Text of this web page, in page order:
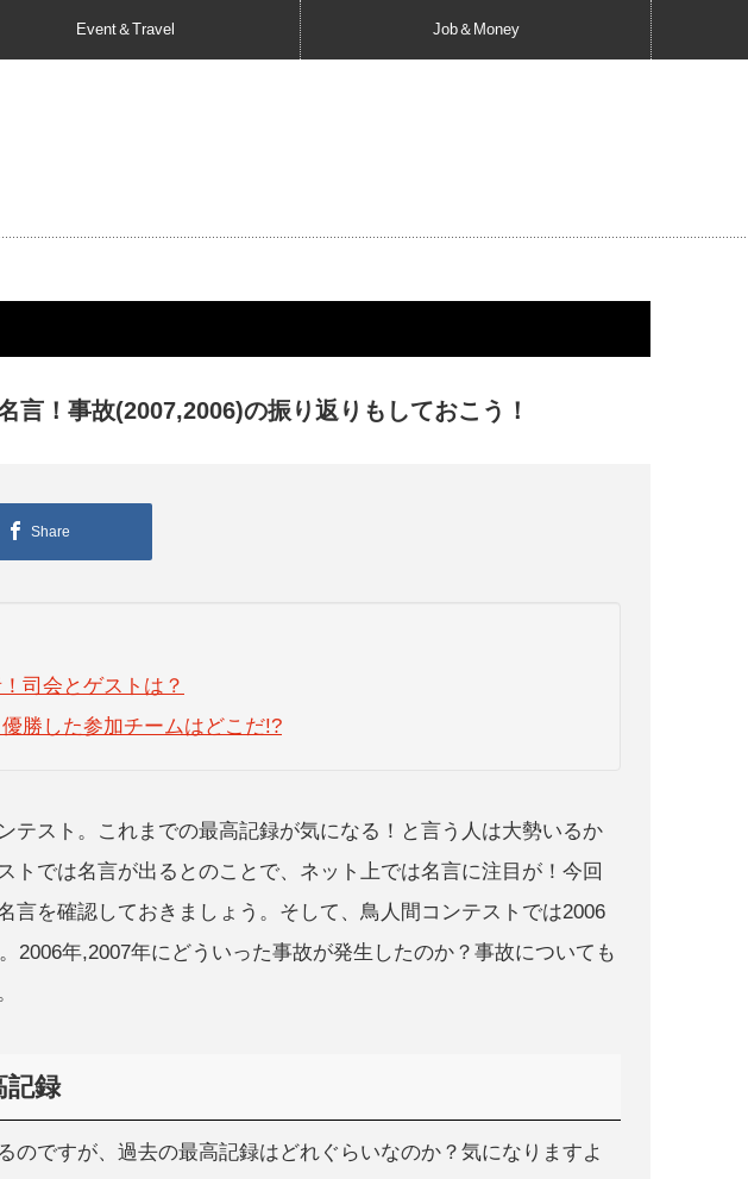
Event＆Travel Job＆Money
言！事故(2007,2006)の振り返りもしておこう！
Share
司会とゲストは？
勝した参加チームはどこだ!?
テスト。これまでの最高記録が気になる！と言う人は大勢いるか
トでは名言が出るとのことで、ネット上では名言に注目が！今回
言を確認しておきましょう。そして、鳥人間コンテストでは2006
2006年,2007年にどういった事故が発生したのか？事故についても
記録
のですが、過去の最高記録はどれぐらいなのか？気になりますよ